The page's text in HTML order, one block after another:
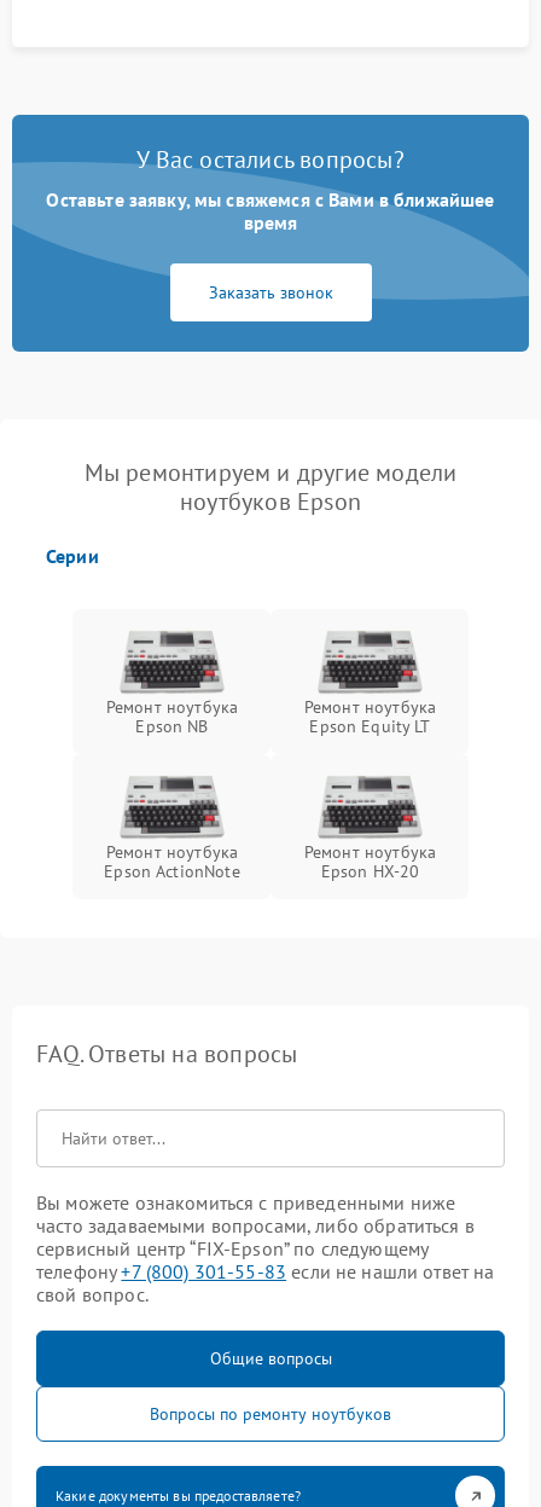
У Вас остались вопросы?
Оставьте заявку, мы свяжемся с Вами в ближайшее
время
Заказать звонок
Мы ремонтируем и другие модели
ноутбуков Epson
Серии
Ремонт ноутбука
Epson NB
Ремонт ноутбука
Epson Equity LT
Ремонт ноутбука
Epson ActionNote
Ремонт ноутбука
Epson HX-20
FAQ. Ответы на вопросы
Вы можете ознакомиться с приведенными ниже
часто задаваемыми вопросами, либо обратиться в
сервисный центр “FIX-Epson” по следующему
телефону+7 (800) 301-55-83 если не нашли ответ на
свой вопрос.
Общие вопросы
Вопросы по ремонту ноутбуков
Какие документы вы предоставляете?